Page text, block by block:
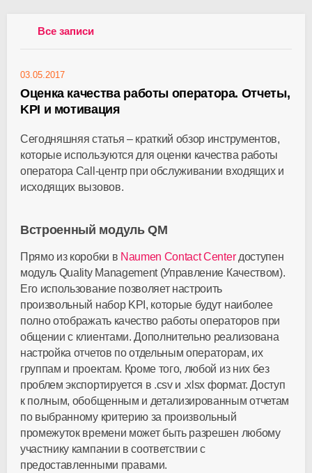
Все записи
03.05.2017
Оценка качества работы оператора. Отчеты,
KPI и мотивация
Сегодняшняя статья – краткий обзор инструментов,
которые используются для оценки качества работы
оператора Call-центр при обслуживании входящих и
исходящих вызовов.
Встроенный модуль QM
Прямо из коробки в Naumen Contact Centerдоступен
модуль Quality Management (Управление Качеством).
Его использование позволяет настроить
произвольный набор KPI, которые будут наиболее
полно отображать качество работы операторов при
общении с клиентами. Дополнительно реализована
настройка отчетов по отдельным операторам, их
группам и проектам. Кроме того, любой из них без
проблем экспортируется в .csv и .xlsx формат. Доступ
к полным, обобщенным и детализированным отчетам
по выбранному критерию за произвольный
промежуток времени может быть разрешен любому
участнику кампании в соответствии с
предоставленными правами.